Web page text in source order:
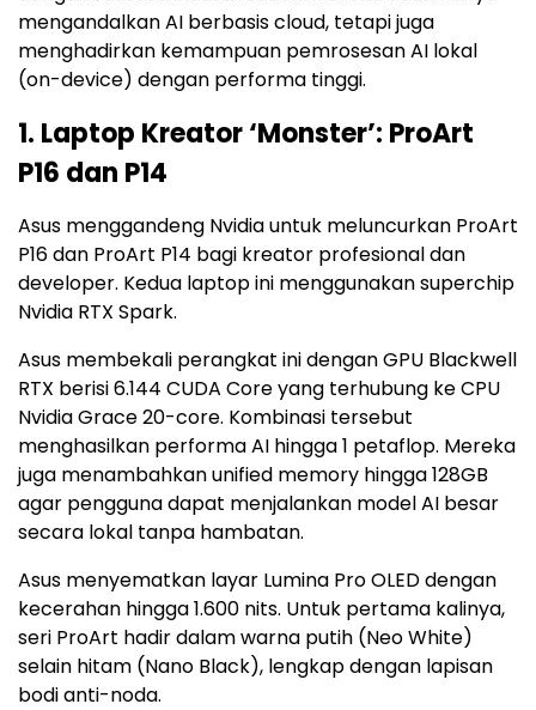
mengandalkan AI berbasis cloud, tetapi juga
menghadirkan kemampuan pemrosesan AI lokal
(on-device) dengan performa tinggi.
1. Laptop Kreator ‘Monster’: ProArt
P16 dan P14
Asus menggandeng Nvidia untuk meluncurkan ProArt
P16 dan ProArt P14 bagi kreator profesional dan
developer. Kedua laptop ini menggunakan superchip
Nvidia RTX Spark.
Asus membekali perangkat ini dengan GPU Blackwell
RTX berisi 6.144 CUDA Core yang terhubung ke CPU
Nvidia Grace 20-core. Kombinasi tersebut
menghasilkan performa AI hingga 1 petaflop. Mereka
juga menambahkan unified memory hingga 128GB
agar pengguna dapat menjalankan model AI besar
secara lokal tanpa hambatan.
Asus menyematkan layar Lumina Pro OLED dengan
kecerahan hingga 1.600 nits. Untuk pertama kalinya,
seri ProArt hadir dalam warna putih (Neo White)
selain hitam (Nano Black), lengkap dengan lapisan
bodi anti-noda.